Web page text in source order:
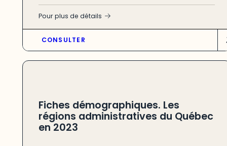
Pour plus de détails
CONSULTER
Fiches démographiques. Les
régions administratives du Québec
en 2023